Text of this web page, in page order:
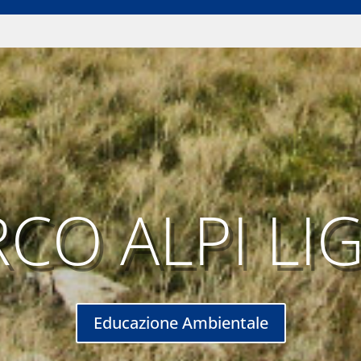
ALPI
Educazione Ambientale